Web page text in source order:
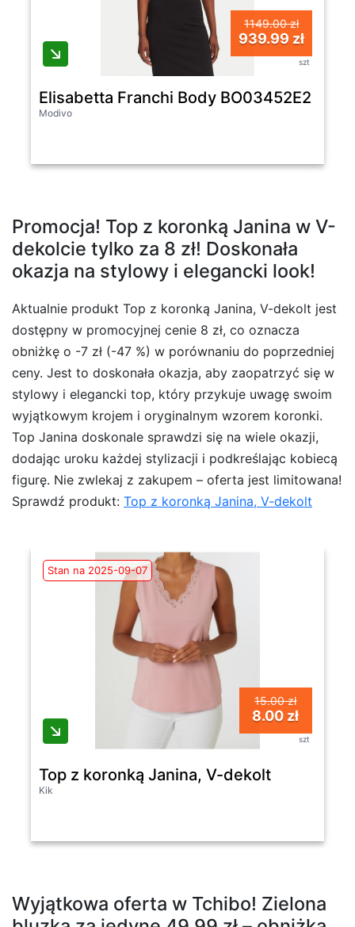
1149.00 zł
939.99 zł
szt
Elisabetta Franchi Body BO03452E2 110
Modivo
Promocja! Top z koronką Janina w V-
dekolcie tylko za 8 zł! Doskonała
okazja na stylowy i elegancki look!
Aktualnie produkt Top z koronką Janina, V-dekolt jest
dostępny w promocyjnej cenie 8 zł, co oznacza
obniżkę o -7 zł (-47 %) w porównaniu do poprzedniej
ceny. Jest to doskonała okazja, aby zaopatrzyć się w
stylowy i elegancki top, który przykuje uwagę swoim
wyjątkowym krojem i oryginalnym wzorem koronki.
Top Janina doskonale sprawdzi się na wiele okazji,
dodając uroku każdej stylizacji i podkreślając kobiecą
figurę. Nie zwlekaj z zakupem – oferta jest limitowana!
Sprawdź produkt: Top z koronką Janina, V-dekolt
Stan na 2025-09-07
15.00 zł
8.00 zł
szt
Top z koronką Janina, V-dekolt
Kik
Wyjątkowa oferta w Tchibo! Zielona